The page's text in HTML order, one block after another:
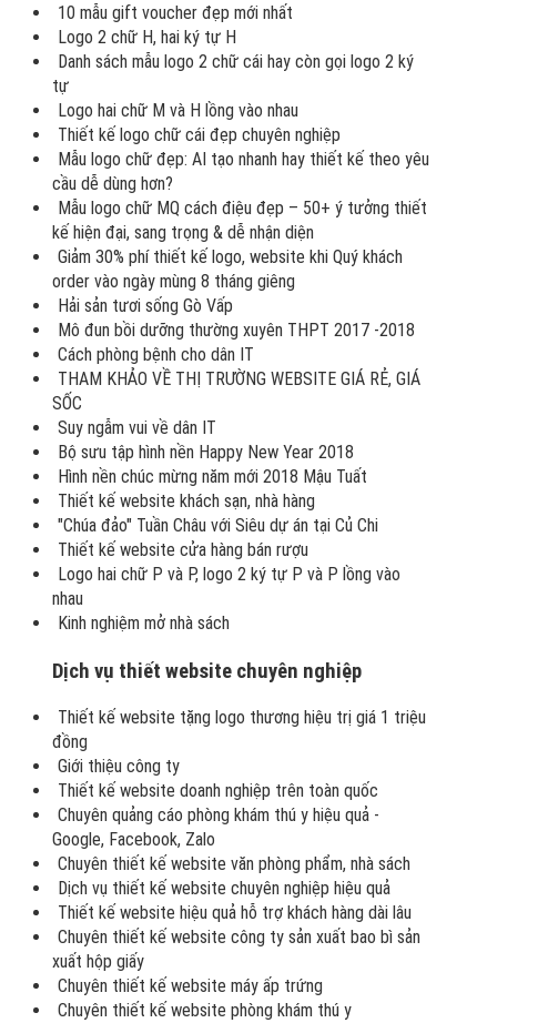
10 mẫu gift voucher đẹp mới nhất
Logo 2 chữ H, hai ký tự H
Danh sách mẫu logo 2 chữ cái hay còn gọi logo 2 ký
tự
Logo hai chữ M và H lồng vào nhau
Thiết kế logo chữ cái đẹp chuyên nghiệp
Mẫu logo chữ đẹp: AI tạo nhanh hay thiết kế theo yêu
cầu dễ dùng hơn?
Mẫu logo chữ MQ cách điệu đẹp – 50+ ý tưởng thiết
kế hiện đại, sang trọng & dễ nhận diện
Giảm 30% phí thiết kế logo, website khi Quý khách
order vào ngày mùng 8 tháng giêng
Hải sản tươi sống Gò Vấp
Mô đun bồi dưỡng thường xuyên THPT 2017 -2018
Cách phòng bệnh cho dân IT
THAM KHẢO VỀ THỊ TRƯỜNG WEBSITE GIÁ RẺ, GIÁ
SỐC
Suy ngẫm vui về dân IT
Bộ sưu tập hình nền Happy New Year 2018
Hình nền chúc mừng năm mới 2018 Mậu Tuất
Thiết kế website khách sạn, nhà hàng
"Chúa đảo" Tuần Châu với Siêu dự án tại Củ Chi
Thiết kế website cửa hàng bán rượu
Logo hai chữ P và P, logo 2 ký tự P và P lồng vào
nhau
Kinh nghiệm mở nhà sách
Dịch vụ thiết website chuyên nghiệp
Thiết kế website tặng logo thương hiệu trị giá 1 triệu
đồng
Giới thiệu công ty
Thiết kế website doanh nghiệp trên toàn quốc
Chuyên quảng cáo phòng khám thú y hiệu quả -
Google, Facebook, Zalo
Chuyên thiết kế website văn phòng phẩm, nhà sách
Dịch vụ thiết kế website chuyên nghiệp hiệu quả
Thiết kế website hiệu quả hỗ trợ khách hàng dài lâu
Chuyên thiết kế website công ty sản xuất bao bì sản
xuất hộp giấy
Chuyên thiết kế website máy ấp trứng
Chuyên thiết kế website phòng khám thú y